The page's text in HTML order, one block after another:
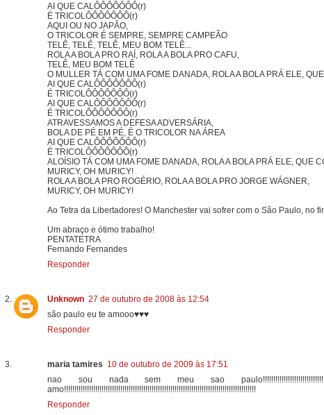
AI QUE CALÔÔÔÔÔÔÔ(r)
É TRICOLÔÔÔÔÔÔÔ(r)
AQUI OU NO JAPÃO,
O TRICOLOR É SEMPRE, SEMPRE CAMPEÃO
TELÊ, TELÊ, TELÊ, MEU BOM TELÊ...
ROLA A BOLA PRO RAÍ, ROLA A BOLA PRO CAFU,
TELÊ, MEU BOM TELÊ
O MULLER TÁ COM UMA FOME DANADA, ROLA A BOLA PRÁ ELE, QUE
AI QUE CALÔÔÔÔÔÔÔ(r)
É TRICOLÔÔÔÔÔÔÔ(r)
AI QUE CALÔÔÔÔÔÔÔ(r)
É TRICOLÔÔÔÔÔÔÔ(r)
ATRAVESSAMOS A DEFESA ADVERSÁRIA,
BOLA DE PÉ EM PÉ, É O TRICOLOR NA ÁREA
AI QUE CALÔÔÔÔÔÔÔ(r)
É TRICOLÔÔÔÔÔÔÔ(r)
ALOÍSIO TÁ COM UMA FOME DANADA, ROLA A BOLA PRÁ ELE, QUE
MURICY, OH MURICY!
ROLA A BOLA PRO ROGÉRIO, ROLA A BOLA PRO JORGE WÁGNER,
MURICY, OH MURICY!
Ao Tetra da Libertadores! O Manchester vai sofrer com o São Paulo, no
Um abraço e ótimo trabalho!
PENTATETRA
Fernando Fernandes
Responder
Unknown 27 de outubro de 2008 às 12:54
são paulo eu te amooo♥♥♥
Responder
maria tamires 10 de outubro de 2009 às 17:51
nao sou nada sem meu sao
amo!!!!!!!!!!!!!!!!!!!!!!!!!!!!!!!!!!!!!!!!!!!!!!!!!!!!!!!!!!!!!!!!!!!!!!!!!!!!!!!!!!!!!!!!!!!!
Responder